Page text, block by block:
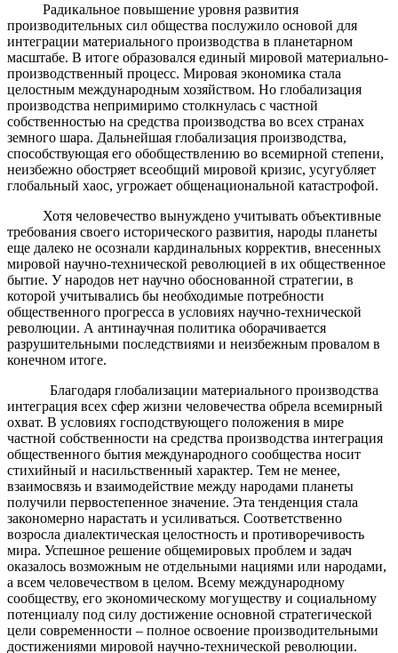
Радикальное повышение уровня развития
производительных сил общества послужило основой для
интеграции материального производства в планетарном
масштабе. В итоге образовался единый мировой материально-
производственный процесс. Мировая экономика стала
целостным международным хозяйством. Но глобализация
производства непримиримо столкнулась с частной
собственностью на средства производства во всех странах
земного шара. Дальнейшая глобализация производства,
способствующая его обобществлению во всемирной степени,
неизбежно обостряет всеобщий мировой кризис, усугубляет
глобальный хаос, угрожает общенациональной катастрофой.
Хотя человечество вынуждено учитывать объективные
требования своего исторического развития, народы планеты
еще далеко не осознали кардинальных корректив, внесенных
мировой научно-технической революцией в их общественное
бытие. У народов нет научно обоснованной стратегии, в
которой учитывались бы необходимые потребности
общественного прогресса в условиях научно-технической
революции. А антинаучная политика оборачивается
разрушительными последствиями и неизбежным провалом в
конечном итоге.
Благодаря глобализации материального производства
интеграция всех сфер жизни человечества обрела всемирный
охват. В условиях господствующего положения в мире
частной собственности на средства производства интеграция
общественного бытия международного сообщества носит
стихийный и насильственный характер. Тем не менее,
взаимосвязь и взаимодействие между народами планеты
получили первостепенное значение. Эта тенденция стала
закономерно нарастать и усиливаться. Соответственно
возросла диалектическая целостность и противоречивость
мира. Успешное решение общемировых проблем и задач
оказалось возможным не отдельными нациями или народами,
а всем человечеством в целом. Всему международному
сообществу, его экономическому могуществу и социальному
потенциалу под силу достижение основной стратегической
цели современности – полное освоение производительными
достижениями мировой научно-технической революции.